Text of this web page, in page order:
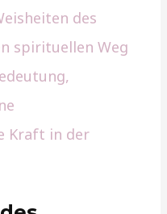
des
spirituellen Weg
Kraft in der